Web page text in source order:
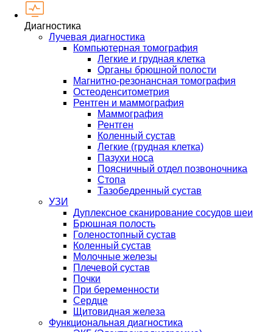
Диагностика
Лучевая диагностика
Компьютерная томография
Легкие и грудная клетка
Органы брюшной полости
Магнитно-резонансная томография
Остеоденситометрия
Рентген и маммография
Маммография
Рентген
Коленный сустав
Легкие (грудная клетка)
Пазухи носа
Поясничный отдел позвоночника
Стопа
Тазобедренный сустав
УЗИ
Дуплексное сканирование сосудов шеи
Брюшная полость
Голеностопный сустав
Коленный сустав
Молочные железы
Плечевой сустав
Почки
При беременности
Сердце
Щитовидная железа
Функциональная диагностика